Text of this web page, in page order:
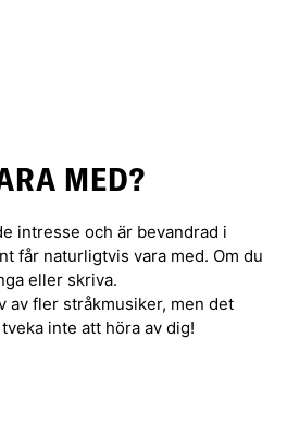
MED?
intresse och är bevandrad i
får naturligtvis vara med. Om du
eller skriva.
av fler stråkmusiker, men det
inte att höra av dig!